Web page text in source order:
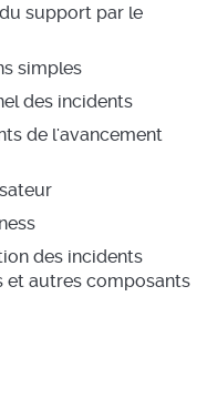
support par le
simples
des incidents
de l'avancement
des incidents
et autres composants